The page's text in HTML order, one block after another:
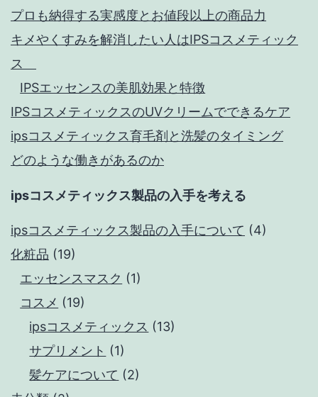
プロも納得する実感度とお値段以上の商品力
キメやくすみを解消したい人はIPSコスメティック
ス
IPSエッセンスの美肌効果と特徴
IPSコスメティックスのUVクリームでできるケア
ipsコスメティックス育毛剤と洗髪のタイミング
どのような働きがあるのか
ipsコスメティックス製品の入手を考える
ipsコスメティックス製品の入手について (4)
化粧品 (19)
エッセンスマスク (1)
コスメ (19)
ipsコスメティックス (13)
サプリメント (1)
髪ケアについて (2)